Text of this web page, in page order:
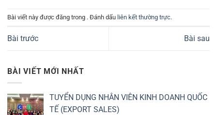
Bài viết này được đăng trong . Đánh dấu liên kết thường trực.
Bài trước Bài sau
BÀI VIẾT MỚI NHẤT
TUYỂN DỤNG NHÂN VIÊN KINH DOANH QUỐC
TẾ (EXPORT SALES)